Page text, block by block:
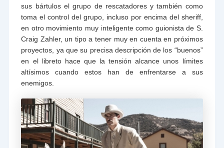
sus bártulos el grupo de rescatadores y también como
toma el control del grupo, incluso por encima del sheriff,
en otro movimiento muy inteligente como guionista de S.
Craig Zahler, un tipo a tener muy en cuenta en próximos
proyectos, ya que su precisa descripción de los “buenos”
en el libreto hace que la tensión alcance unos límites
altísimos cuando estos han de enfrentarse a sus
enemigos.